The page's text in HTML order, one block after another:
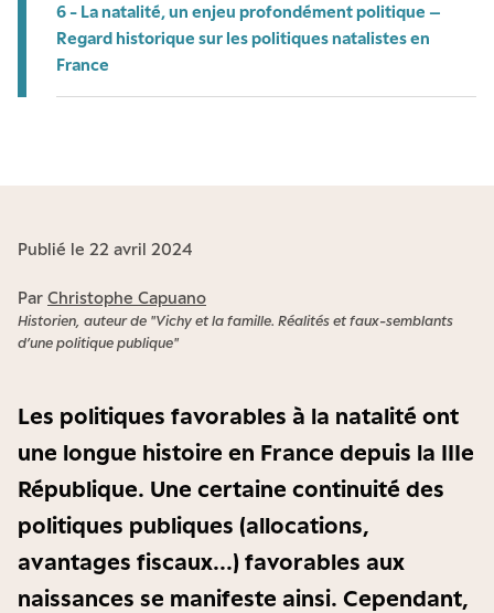
6 - La natalité, un enjeu profondément politique –
Regard historique sur les politiques natalistes en
France
Publié le 22 avril 2024
Par Christophe Capuano
Historien, auteur de "Vichy et la famille. Réalités et faux-semblants
d’une politique publique"
Les politiques favorables à la natalité ont
une longue histoire en France depuis la IIIe
République. Une certaine continuité des
politiques publiques (allocations,
avantages fiscaux...) favorables aux
naissances se manifeste ainsi. Cependant,